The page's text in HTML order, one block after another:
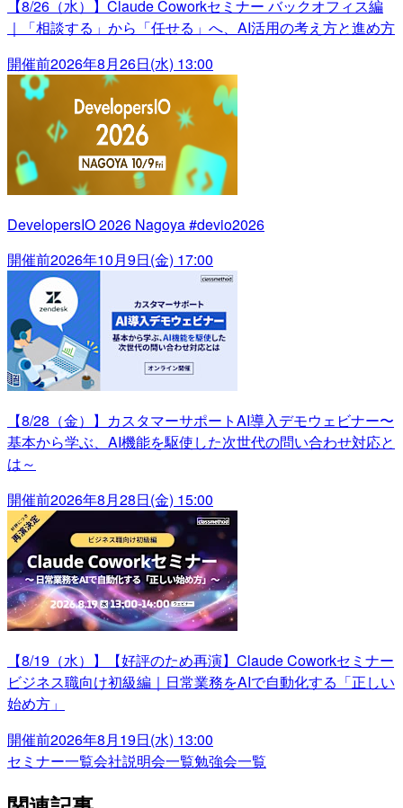
【8/26（水）】Claude Coworkセミナー バックオフィス編
｜「相談する」から「任せる」へ、AI活用の考え方と進め方
開催前2026年8月26日(水) 13:00
DevelopersIO 2026 Nagoya #devio2026
開催前2026年10月9日(金) 17:00
【8/28（金）】カスタマーサポートAI導入デモウェビナー〜
基本から学ぶ、AI機能を駆使した次世代の問い合わせ対応と
は～
開催前2026年8月28日(金) 15:00
【8/19（水）】【好評のため再演】Claude Coworkセミナー
ビジネス職向け初級編｜日常業務をAIで自動化する「正しい
始め方」
開催前2026年8月19日(水) 13:00
セミナー一覧会社説明会一覧勉強会一覧